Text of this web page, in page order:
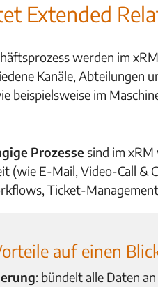
Extended
werden im xRM
Kanäle, Abteilungen
beispielsweise im
Prozessesind im
(wie E-Mail, Video-Call &
Ticket-
auf einen
: bündelt alle Daten